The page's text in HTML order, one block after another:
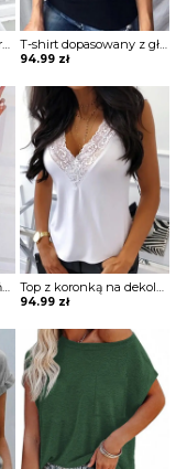
T-shirt z podwijanymi rękawami z nadrukiem T-shirt dopasowany z głębokim dekoltem
94.99 zł
T-shirt z surowo wykończonym dołem
94.99 zł